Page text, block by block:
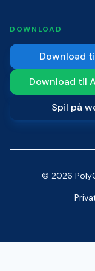
DOWNLOAD
Download
Download til
Spil på
© 2026